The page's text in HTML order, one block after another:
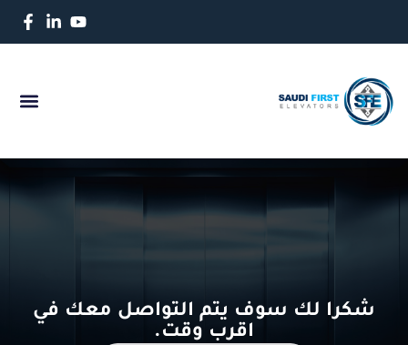
شكرا لك سوف يتم التواصل معك في
اقرب وقت.